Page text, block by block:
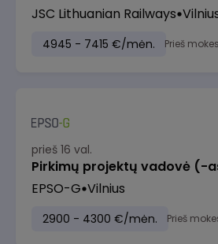
JSC Lithuanian Railways
4945 - 7415 €/mėn. Prieš
prieš 16 val.
Pirkimų projektų vadovė (-
EPSO-G Vilnius
2900 - 4300 €/mėn. Prieš